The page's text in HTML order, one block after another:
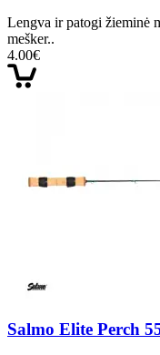
Lengva ir patogi žieminė
mešker..
4.00€
Salmo Elite Perch